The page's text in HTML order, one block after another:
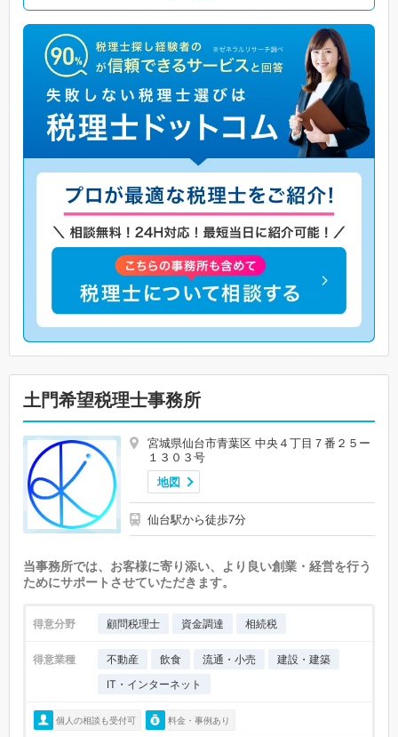
土門希望税理士事務所
宮城県仙台市青葉区 中央４丁目７番２５ー
１３０３号
地図
仙台駅から徒歩7分
当事務所では、お客様に寄り添い、より良い創業・経営を行う
ためにサポートさせていただきます。
得意分野 顧問税理士 資金調達 相続税
得意業種 不動産 飲食 流通・小売
建設・建築
IT・インターネット
個人の相談も受付可 料金・事例あり